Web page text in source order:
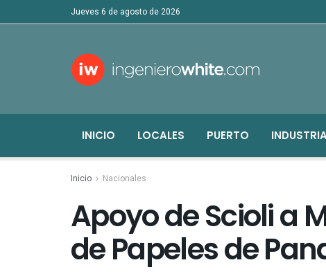
jueves 6 de agosto de 2026
INICIO LOCALES PUERTO
Inicio Nacionales
Apoyo de Scioli a
de Papeles de